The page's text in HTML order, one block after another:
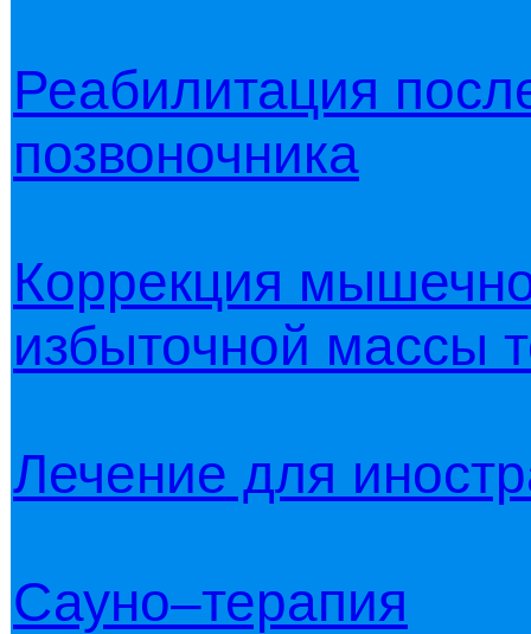
Реабилитация
позвоночника
Коррекция
избыточной массы
Лечение для
Сауно–терапия